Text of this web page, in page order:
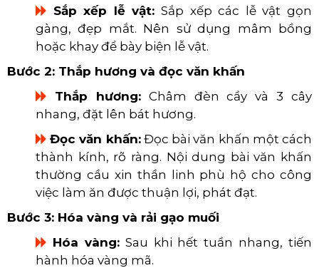
Sắp xếp lễ vật: Sắp xếp các lễ vật gọn
gàng, đẹp mắt. Nên sử dụng mâm bồng
hoặc khay để bày biện lễ vật.
Bước 2: Thắp hương và đọc văn khấn
Thắp hương:Châm đèn cầy và 3 cây
nhang, đặt lên bát hương.
​​​​​​​Đọc văn khấn:Đọc bài văn khấn một cách
thành kính, rõ ràng. Nội dung bài văn khấn
thường cầu xin thần linh phù hộ cho công
việc làm ăn được thuận lợi, phát đạt.
Bước 3: Hóa vàng và rải gạo muối
Hóa vàng:Sau khi hết tuần nhang, tiến
hành hóa vàng mã.